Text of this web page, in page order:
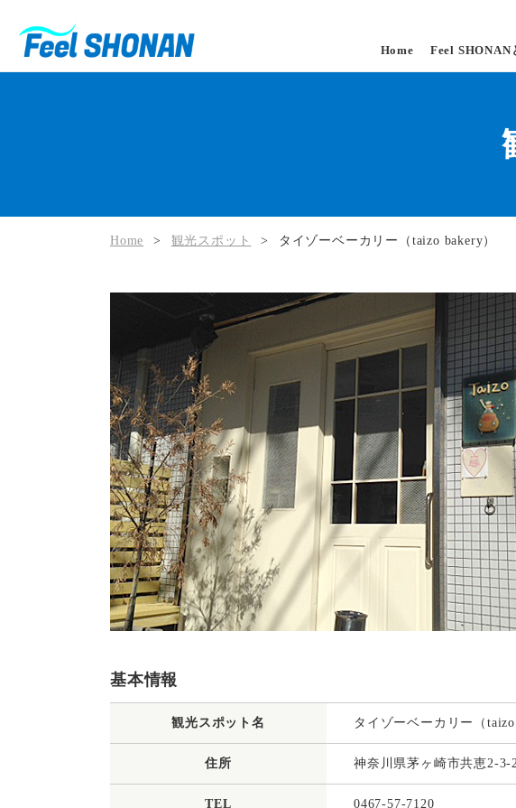
Home Feel SHONAN
Home > 観光スポット > タイゾーベーカリー（taizo bakery）
基本情報
観光スポット名 タイゾーベーカリー（taizo
住所 神奈川県茅ヶ崎市共恵2-3-
TEL 0467-57-7120